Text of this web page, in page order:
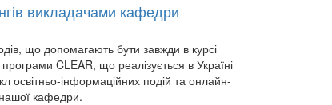
викладачами кафедри
що допомагають бути завжди в курсі
CLEAR, що реалізується в Україні
освітньо-інформаційних подій та онлайн-
нашої кафедри.